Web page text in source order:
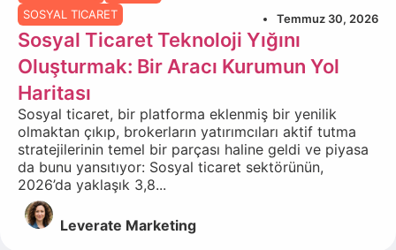
SOSYAL TICARET
Temmuz 30, 2026
Sosyal Ticaret Teknoloji Yığını
Oluşturmak: Bir Aracı Kurumun Yol
Haritası
Sosyal ticaret, bir platforma eklenmiş bir yenilik
olmaktan çıkıp, brokerların yatırımcıları aktif tutma
stratejilerinin temel bir parçası haline geldi ve piyasa
da bunu yansıtıyor: Sosyal ticaret sektörünün,
2026’da yaklaşık 3,8...
Leverate Marketing